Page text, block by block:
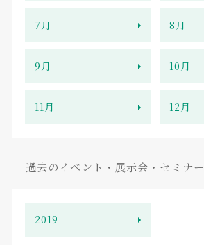
7月 8月
9月 10月
11月 12月
過去のイベント・展示会・セミナー
2019